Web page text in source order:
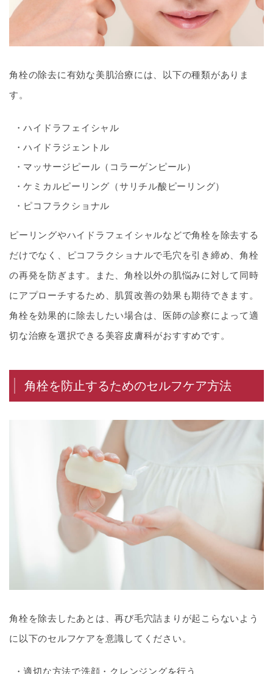
角栓の除去に有効な美肌治療には、以下の種類がありま
す。
ハイドラフェイシャル
ハイドラジェントル
マッサージピール（コラーゲンピール）
ケミカルピーリング（サリチル酸ピーリング）
ピコフラクショナル
ピーリングやハイドラフェイシャルなどで角栓を除去する
だけでなく、ピコフラクショナルで毛穴を引き締め、角栓
の再発を防ぎます。また、角栓以外の肌悩みに対して同時
にアプローチするため、肌質改善の効果も期待できます。
角栓を効果的に除去したい場合は、医師の診察によって適
切な治療を選択できる美容皮膚科がおすすめです。
角栓を防止するためのセルフケア方法
角栓を除去したあとは、再び毛穴詰まりが起こらないよう
に以下のセルフケアを意識してください。
適切な方法で洗顔・クレンジングを行う